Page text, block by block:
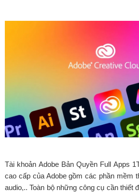
Tài khoản Adobe Bản Quyền Full Apps
cao cấp của Adobe gồm các phần mềm
audio,.. Toàn bộ những công cụ cần thiết